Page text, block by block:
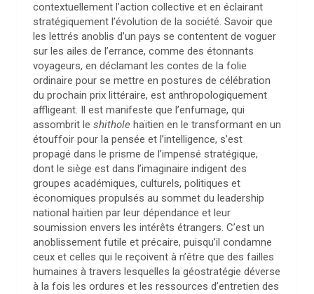
contextuellement l’action collective et en éclairant
stratégiquement l’évolution de la société. Savoir que
les lettrés anoblis d’un pays se contentent de voguer
sur les ailes de l’errance, comme des étonnants
voyageurs, en déclamant les contes de la folie
ordinaire pour se mettre en postures de célébration
du prochain prix littéraire, est anthropologiquement
affligeant. Il est manifeste que l’enfumage, qui
assombrit le shithole haïtien en le transformant en un
étouffoir pour la pensée et l’intelligence, s’est
propagé dans le prisme de l’impensé stratégique,
dont le siège est dans l’imaginaire indigent des
groupes académiques, culturels, politiques et
économiques propulsés au sommet du leadership
national haïtien par leur dépendance et leur
soumission envers les intérêts étrangers. C’est un
anoblissement futile et précaire, puisqu’il condamne
ceux et celles qui le reçoivent à n’être que des failles
humaines à travers lesquelles la géostratégie déverse
à la fois les ordures et les ressources d’entretien des